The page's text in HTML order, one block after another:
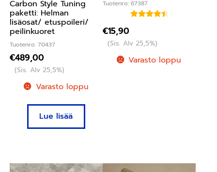
Carbon Style Tuning
paketti: Helman
lisäosat/ etuspoileri/
peilinkuoret
Tuotenro: 70437
€489,00
(Sis. Alv 25,5%)
Varasto loppu
Lue lisää
Tuotenro: 67387
4.60/ 5
€15,90
(Sis. Alv 25,5%)
Varasto loppu